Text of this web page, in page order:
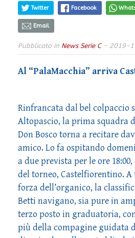
Twitter Facebook
Email
Pubblicato in News Serie C- 2019-
Al “PalaMacchia” arriva
Rinfrancata dal bel colpaccio
Altopascio, la prima squadra
Don Bosco torna a recitare
amico. Lo fa ospitando
a due prevista per le ore
del torneo, Castelfiorentino.
forza dell’organico, la
Betti navigano, sia pure in
terzo posto in graduatoria,
più della compagine guidata